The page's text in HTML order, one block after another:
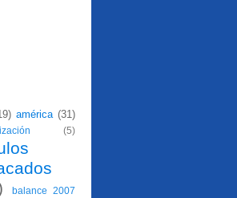
américa (31)
(5)
balance 2007